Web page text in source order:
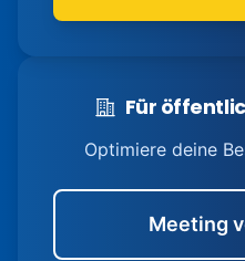
Für
Optimiere deine
Meeting